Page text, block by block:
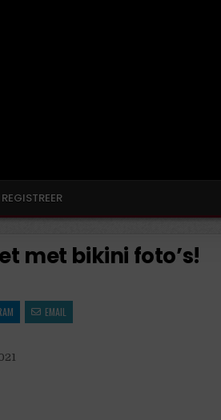
REGISTREER
met bikini foto’s!
EMAIL